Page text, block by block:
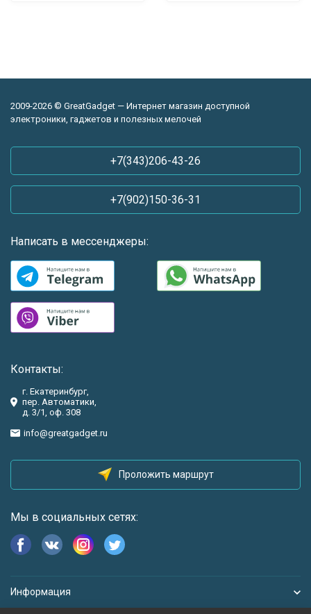
2009-2026 © GreatGadget — Интернет магазин доступной
электроники, гаджетов и полезных мелочей
+7(343)206-43-26
+7(902)150-36-31
Написать в мессенджеры:
Контакты:
г. Екатеринбург,
пер. Автоматики,
д. 3/1, оф. 308
info@greatgadget.ru
Проложить маршрут
Мы в социальных сетях:
Информация